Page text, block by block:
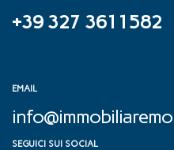
+39 327 3611582
EMAIL
SEGUICI SUI SOCIAL